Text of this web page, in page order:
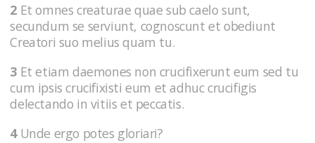
2 Et omnes creaturae quae sub caelo sunt,
secundum se serviunt, cognoscunt et obediunt
Creatori suo melius quam tu.
3 Et etiam daemones non crucifixerunt eum sed tu
cum ipsis crucifixisti eum et adhuc crucifigis
delectando in vitiis et peccatis.
4Unde ergo potes gloriari?